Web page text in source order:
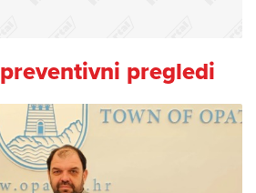
preventivni pregledi